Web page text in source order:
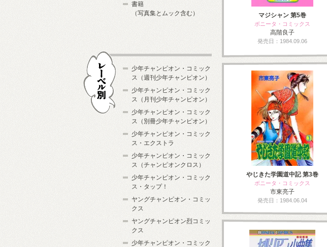
マジシャン 第5巻
ボニータ・コミックス
高階良子
発売日：1984.09.06
やじきた学園道中記 第3巻
ボニータ・コミックス
市東亮子
発売日：1984.06.04
書籍
（写真集とムック含む）
少年チャンピオン・コミック
ス（週刊少年チャンピオン）
少年チャンピオン・コミック
ス（月刊少年チャンピオン）
少年チャンピオン・コミック
ス（別冊少年チャンピオン）
少年チャンピオン・コミック
ス・エクストラ
少年チャンピオン・コミック
ス（チャンピオンクロス）
少年チャンピオン・コミック
ス・タップ！
ヤングチャンピオン・コミッ
クス
ヤングチャンピオン烈コミッ
クス
少年チャンピオン・コミック